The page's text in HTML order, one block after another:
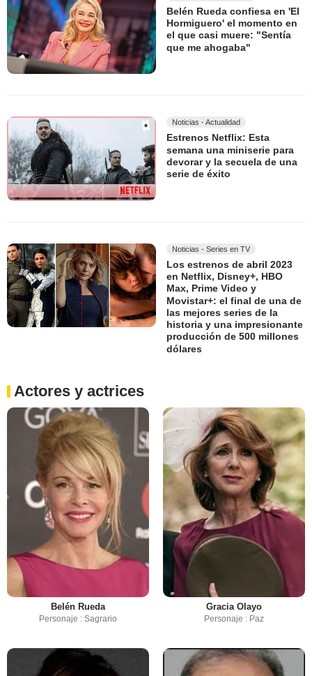
Belén Rueda confiesa en 'El
Hormiguero' el momento en
el que casi muere: "Sentía
que me ahogaba"
Noticias - Actualidad
Estrenos Netflix: Esta
semana una miniserie para
devorar y la secuela de una
serie de éxito
Noticias - Series en TV
Los estrenos de abril 2023
en Netflix, Disney+, HBO
Max, Prime Video y
Movistar+: el final de una de
las mejores series de la
historia y una impresionante
producción de 500 millones
dólares
Actores y actrices
Belén Rueda
Personaje : Sagrario
Gracia Olayo
Personaje : Paz